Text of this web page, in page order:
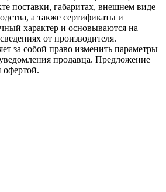
поставки, габаритах, внешнем виде
а также сертификаты и
характер и основываются на
от производителя.
за собой право изменить параметры
продавца. Предложение
офертой.